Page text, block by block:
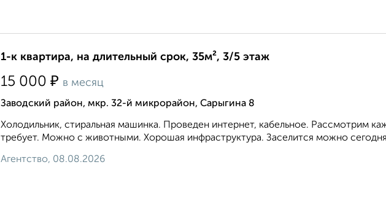
1-к квартира, на длительный срок, 35м², 3/5 этаж
15 000 ₽ в месяц
Заводский район, мкр. 32-й микрорайон, Сарыгина 8
Холодильник, стиральная машинка. Проведен интернет, кабельное. Рассмотрим
требует. Можно с животными. Хорошая инфраструктура. Заселится можно
Агентство, 08.08.2026